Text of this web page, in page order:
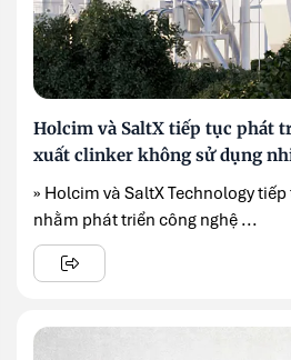
Holcim và SaltX tiếp tục phát
xuất clinker không sử dụng
» Holcim và SaltX Technology
nhằm phát triển công nghệ ...